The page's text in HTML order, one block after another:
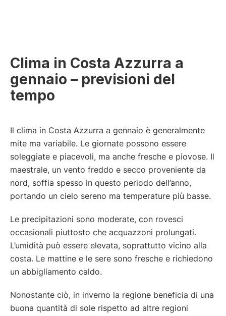
Clima in Costa Azzurra a
gennaio – previsioni del
tempo
Il clima in Costa Azzurra a gennaio è generalmente
mite ma variabile. Le giornate possono essere
soleggiate e piacevoli, ma anche fresche e piovose. Il
maestrale, un vento freddo e secco proveniente da
nord, soffia spesso in questo periodo dell’anno,
portando un cielo sereno ma temperature più basse.
Le precipitazioni sono moderate, con rovesci
occasionali piuttosto che acquazzoni prolungati.
L’umidità può essere elevata, soprattutto vicino alla
costa. Le mattine e le sere sono fresche e richiedono
un abbigliamento caldo.
Nonostante ciò, in inverno la regione beneficia di una
buona quantità di sole rispetto ad altre regioni